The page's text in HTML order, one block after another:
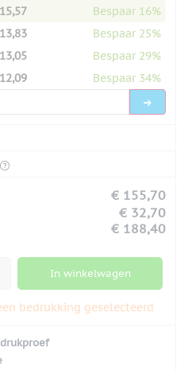
Bespaar 16%
Bespaar 25%
Bespaar 29%
Bespaar 34%
€ 155,70
€ 32,70
€ 188,40
In winkelwagen
bedrukking geselecteerd